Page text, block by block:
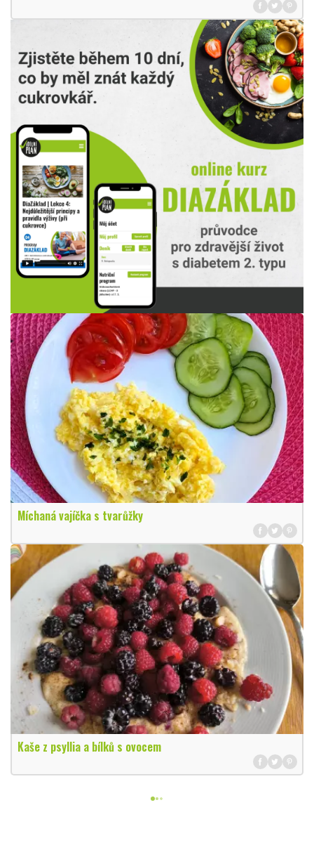
Míchaná vajíčka s tvarůžky
Kaše z psyllia a bílků s ovocem